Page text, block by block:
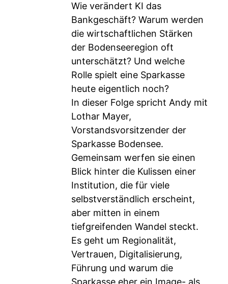
Wie verändert KI das
Bankgeschäft? Warum werden
die wirtschaftlichen Stärken
der Bodenseeregion oft
unterschätzt? Und welche
Rolle spielt eine Sparkasse
heute eigentlich noch?
In dieser Folge spricht Andy mit
Lothar Mayer,
Vorstandsvorsitzender der
Sparkasse Bodensee.
Gemeinsam werfen sie einen
Blick hinter die Kulissen einer
Institution, die für viele
selbstverständlich erscheint,
aber mitten in einem
tiefgreifenden Wandel steckt.
Es geht um Regionalität,
Vertrauen, Digitalisierung,
Führung und warum die
Sparkasse eher ein Image- als